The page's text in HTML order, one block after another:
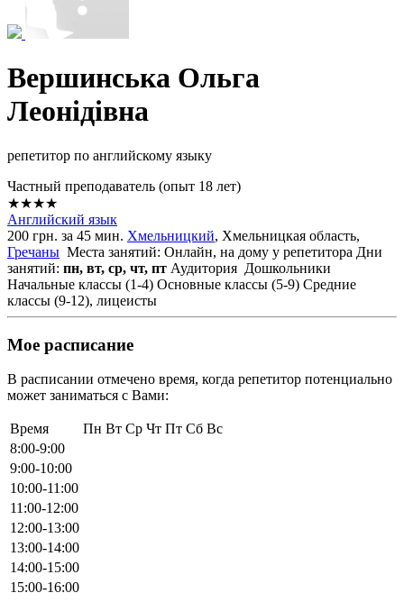
Вершинська Ольга
Леонідівна
репетитор по английскому языку
Частный преподаватель (опыт 18 лет)
★★★★
Английский язык
200 грн. за 45 мин. Хмельницкий, Хмельницкая область,
Гречаны Места занятий: Онлайн, на дому у репетитора Дни
занятий: пн, вт, ср, чт, пт Аудитория Дошкольники
Начальные классы (1-4) Основные классы (5-9) Средние
классы (9-12), лицеисты
Мое расписание
В расписании отмечено время, когда репетитор потенциально
может заниматься с Вами:
Время Пн Вт Ср Чт Пт Сб Вс
8:00-9:00
9:00-10:00
10:00-11:00
11:00-12:00
12:00-13:00
13:00-14:00
14:00-15:00
15:00-16:00